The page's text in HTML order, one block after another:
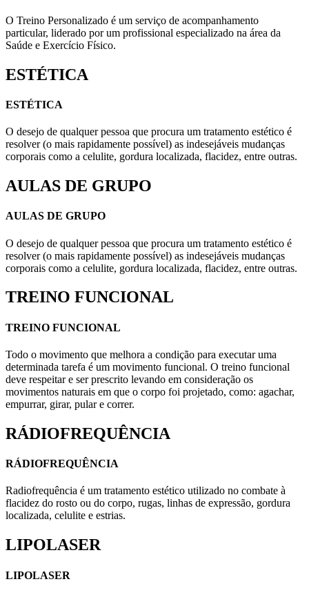
O Treino Personalizado é um serviço de acompanhamento
particular, liderado por um profissional especializado na área da
Saúde e Exercício Físico.
ESTÉTICA
ESTÉTICA
O desejo de qualquer pessoa que procura um tratamento estético é
resolver (o mais rapidamente possível) as indesejáveis mudanças
corporais como a celulite, gordura localizada, flacidez, entre outras.
AULAS DE GRUPO
AULAS DE GRUPO
O desejo de qualquer pessoa que procura um tratamento estético é
resolver (o mais rapidamente possível) as indesejáveis mudanças
corporais como a celulite, gordura localizada, flacidez, entre outras.
TREINO FUNCIONAL
TREINO FUNCIONAL
Todo o movimento que melhora a condição para executar uma
determinada tarefa é um movimento funcional. O treino funcional
deve respeitar e ser prescrito levando em consideração os
movimentos naturais em que o corpo foi projetado, como: agachar,
empurrar, girar, pular e correr.
RÁDIOFREQUÊNCIA
RÁDIOFREQUÊNCIA
Radiofrequência é um tratamento estético utilizado no combate à
flacidez do rosto ou do corpo, rugas, linhas de expressão, gordura
localizada, celulite e estrias.
LIPOLASER
LIPOLASER